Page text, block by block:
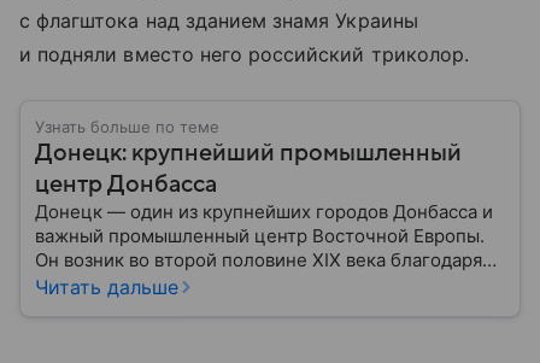
с флагштока над зданием знамя Украины
и подняли вместо него российский триколор.
Узнать больше по теме
Донецк: крупнейший промышленный
центр Донбасса
Донецк — один из крупнейших городов Донбасса и
важный промышленный центр Восточной Европы.
Он возник во второй половине XIX века благодаря
развитию угледобычи и металлургии, а
Читать дальше